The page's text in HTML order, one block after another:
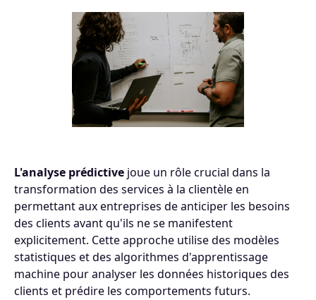
L'analyse prédictive joue un rôle crucial dans la
transformation des services à la clientèle en
permettant aux entreprises de anticiper les besoins
des clients avant qu'ils ne se manifestent
explicitement. Cette approche utilise des modèles
statistiques et des algorithmes d'apprentissage
machine pour analyser les données historiques des
clients et prédire les comportements futurs.